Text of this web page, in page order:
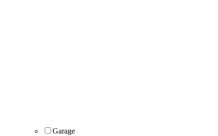
Garage